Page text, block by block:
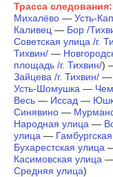
Трасса следования:
Михалёво — Усть-
Каливец — Бор /
Советская улица /г.
Тихвин/ —
площадь /г. Тихвин/)
Зайцева /г. Тихвин/ —
Усть-Шомушка —
Весь — Иссад —
Синявино —
Народная улица —
улица —
Бухарестская улица
Касимовская улица —
Средняя улица)